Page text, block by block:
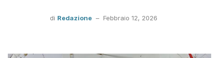
di Redazione – Febbraio 12, 2026